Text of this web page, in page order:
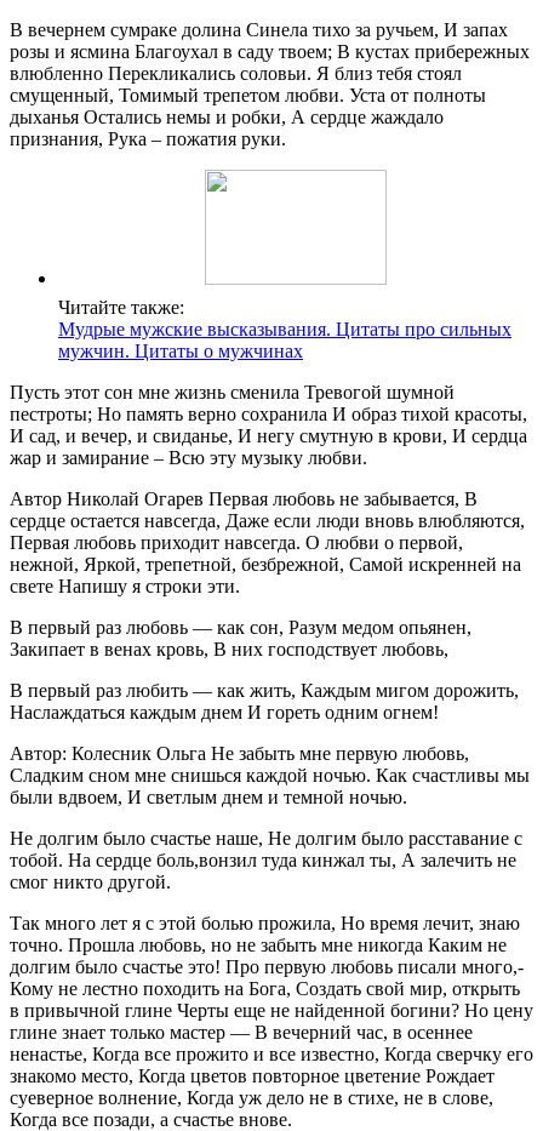
В вечернем сумраке долина Синела тихо за ручьем, И запах
розы и ясмина Благоухал в саду твоем; В кустах прибережных
влюбленно Перекликались соловьи. Я близ тебя стоял
смущенный, Томимый трепетом любви. Уста от полноты
дыханья Остались немы и робки, А сердце жаждало
признания, Рука – пожатия руки.
Читайте также:
Мудрые мужские высказывания. Цитаты про сильных
мужчин. Цитаты о мужчинах
Пусть этот сон мне жизнь сменила Тревогой шумной
пестроты; Но память верно сохранила И образ тихой красоты,
И сад, и вечер, и свиданье, И негу смутную в крови, И сердца
жар и замирание – Всю эту музыку любви.
Автор Николай Огарев Первая любовь не забывается, В
сердце остается навсегда, Даже если люди вновь влюбляются,
Первая любовь приходит навсегда. О любви о первой,
нежной, Яркой, трепетной, безбрежной, Самой искренней на
свете Напишу я строки эти.
В первый раз любовь — как сон, Разум медом опьянен,
Закипает в венах кровь, В них господствует любовь,
В первый раз любить — как жить, Каждым мигом дорожить,
Наслаждаться каждым днем И гореть одним огнем!
Автор: Колесник Ольга Не забыть мне первую любовь,
Сладким сном мне снишься каждой ночью. Как счастливы мы
были вдвоем, И светлым днем и темной ночью.
Не долгим было счастье наше, Не долгим было расставание с
тобой. На сердце боль,вонзил туда кинжал ты, А залечить не
смог никто другой.
Так много лет я с этой болью прожила, Но время лечит, знаю
точно. Прошла любовь, но не забыть мне никогда Каким не
долгим было счастье это! Про первую любовь писали много,-
Кому не лестно походить на Бога, Создать свой мир, открыть
в привычной глине Черты еще не найденной богини? Но цену
глине знает только мастер — В вечерний час, в осеннее
ненастье, Когда все прожито и все известно, Когда сверчку его
знакомо место, Когда цветов повторное цветение Рождает
суеверное волнение, Когда уж дело не в стихе, не в слове,
Когда все позади, а счастье внове.